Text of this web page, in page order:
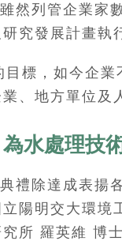
然列管企業
究發展計畫執
標，如今企
、地方單位及
水處理技
禮除達成表揚
陽明交大環
所 羅英維 博